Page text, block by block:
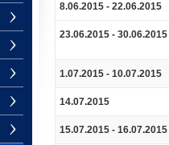
8.06.2015 - 22.06.2015
23.06.2015 - 30.06.2015
1.07.2015 - 10.07.2015
14.07.2015
15.07.2015 - 16.07.2015